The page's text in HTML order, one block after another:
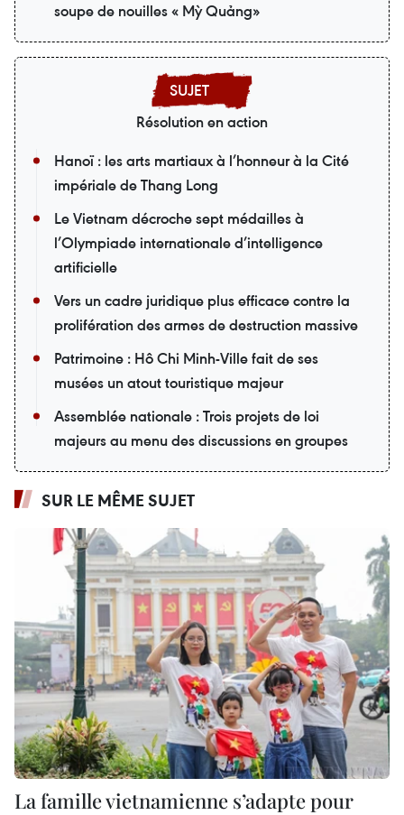
soupe de nouilles « Mỳ Quảng»
Résolution en action
Hanoï : les arts martiaux à l’honneur à la Cité
impériale de Thang Long
Le Vietnam décroche sept médailles à
l’Olympiade internationale d’intelligence
artificielle
Vers un cadre juridique plus efficace contre la
prolifération des armes de destruction massive
Patrimoine : Hô Chi Minh-Ville fait de ses
musées un atout touristique majeur
Assemblée nationale : Trois projets de loi
majeurs au menu des discussions en groupes
SUR LE MÊME SUJET
La famille vietnamienne s’adapte pour